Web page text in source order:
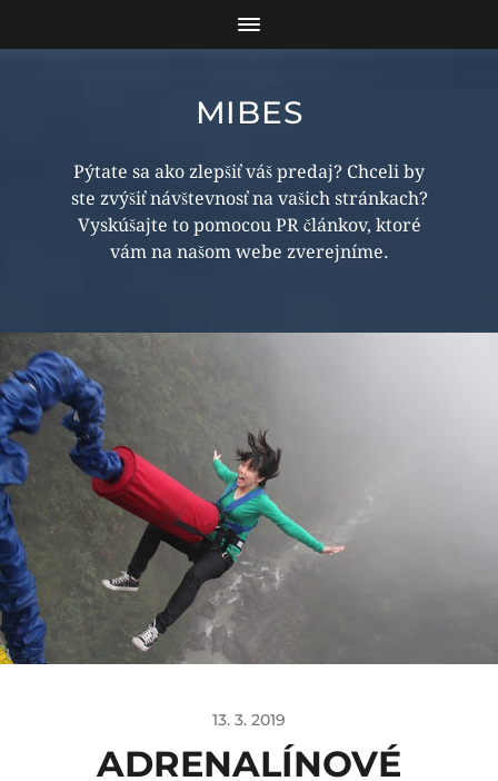
MIBES
Pýtate sa ako zlepšiť váš predaj? Chceli by
ste zvýšiť návštevnosť na vašich stránkach?
Vyskúšajte to pomocou PR článkov, ktoré
vám na našom webe zverejníme.
13. 3. 2019
ADRENALÍNOVÉ